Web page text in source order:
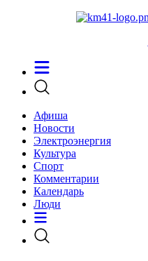
Афиша
Новости
Электроэнергия
Культура
Спорт
Комментарии
Календарь
Люди